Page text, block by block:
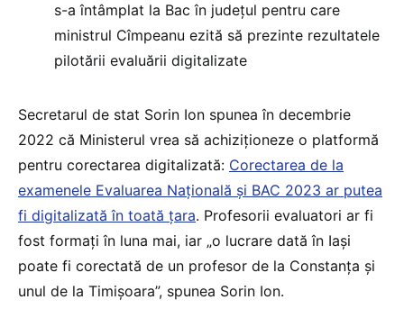
s-a întâmplat la Bac în județul pentru care
ministrul Cîmpeanu ezită să prezinte rezultatele
pilotării evaluării digitalizate
Secretarul de stat Sorin Ion spunea în decembrie
2022 că Ministerul vrea să achiziționeze o platformă
pentru corectarea digitalizată: Corectarea de la
examenele Evaluarea Națională și BAC 2023 ar putea
fi digitalizată în toată țara. Profesorii evaluatori ar fi
fost formați în luna mai, iar „o lucrare dată în Iași
poate fi corectată de un profesor de la Constanța și
unul de la Timișoara”, spunea Sorin Ion.